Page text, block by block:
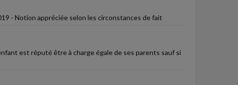
- Notion appréciée selon les circonstances de fait
est réputé être à charge égale de ses parents sauf si